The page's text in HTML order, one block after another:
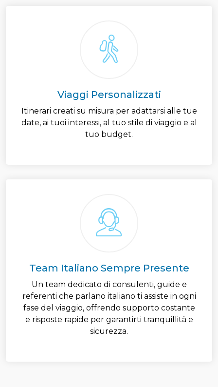
Viaggi Personalizzati
Itinerari creati su misura per adattarsi alle tue
date, ai tuoi interessi, al tuo stile di viaggio e al
tuo budget.
Team Italiano Sempre Presente
Un team dedicato di consulenti, guide e
referenti che parlano italiano ti assiste in ogni
fase del viaggio, offrendo supporto costante
e risposte rapide per garantirti tranquillità e
sicurezza.